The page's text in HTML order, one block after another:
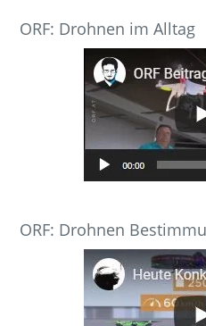
ORF: Drohnen im Alltag
ORF: Drohnen